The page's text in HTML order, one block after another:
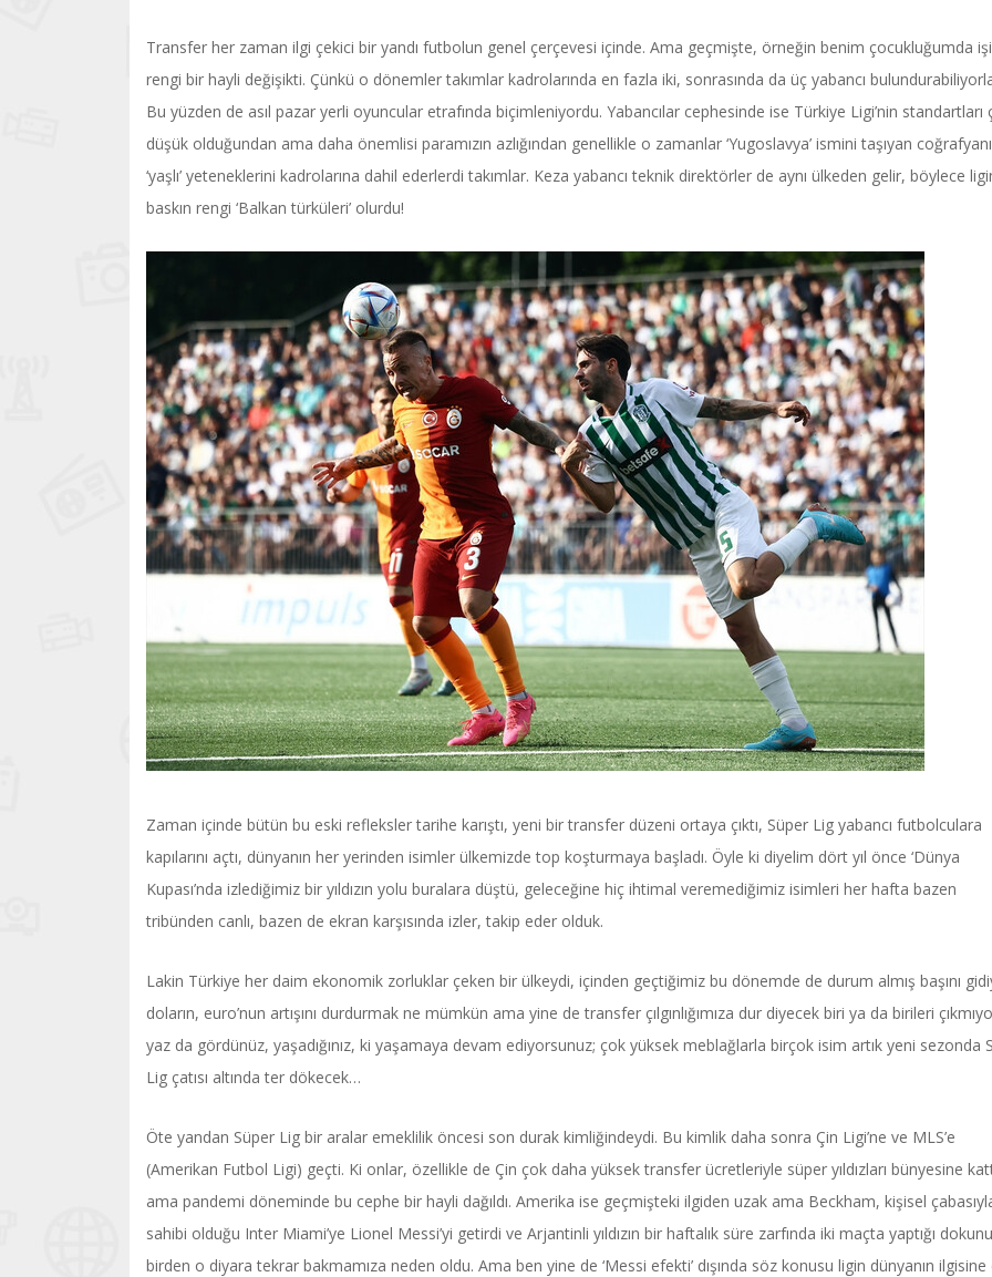
Transfer her zaman ilgi çekici bir yandı futbolun genel çerçevesi içinde. Ama geçmişte, örneğin benim çocukluğumda
rengi bir hayli değişikti. Çünkü o dönemler takımlar kadrolarında en fazla iki, sonrasında da üç yabancı
Bu yüzden de asıl pazar yerli oyuncular etrafında biçimleniyordu. Yabancılar cephesinde ise Türkiye Ligi’nin standartları
düşük olduğundan ama daha önemlisi paramızın azlığından genellikle o zamanlar ‘Yugoslavya’ ismini taşıyan
‘yaşlı’ yeteneklerini kadrolarına dahil ederlerdi takımlar. Keza yabancı teknik direktörler de aynı ülkeden gelir, böylece
baskın rengi ‘Balkan türküleri’ olurdu!
Zaman içinde bütün bu eski refleksler tarihe karıştı, yeni bir transfer düzeni ortaya çıktı, Süper Lig yabancı futbolculara
kapılarını açtı, dünyanın her yerinden isimler ülkemizde top koşturmaya başladı. Öyle ki diyelim dört yıl önce ‘Dünya
Kupası’nda izlediğimiz bir yıldızın yolu buralara düştü, geleceğine hiç ihtimal veremediğimiz isimleri her hafta bazen
tribünden canlı, bazen de ekran karşısında izler, takip eder olduk.
Lakin Türkiye her daim ekonomik zorluklar çeken bir ülkeydi, içinden geçtiğimiz bu dönemde de durum almış başını
doların, euro’nun artışını durdurmak ne mümkün ama yine de transfer çılgınlığımıza dur diyecek biri ya da birileri
yaz da gördünüz, yaşadığınız, ki yaşamaya devam ediyorsunuz; çok yüksek meblağlarla birçok isim artık yeni sezonda
Lig çatısı altında ter dökecek…
Öte yandan Süper Lig bir aralar emeklilik öncesi son durak kimliğindeydi. Bu kimlik daha sonra Çin Ligi’ne ve MLS’e
(Amerikan Futbol Ligi) geçti. Ki onlar, özellikle de Çin çok daha yüksek transfer ücretleriyle süper yıldızları bünyesine
ama pandemi döneminde bu cephe bir hayli dağıldı. Amerika ise geçmişteki ilgiden uzak ama Beckham, kişisel
sahibi olduğu Inter Miami’ye Lionel Messi’yi getirdi ve Arjantinli yıldızın bir haftalık süre zarfında iki maçta yaptığı
birden o diyara tekrar bakmamıza neden oldu. Ama ben yine de ‘Messi efekti’ dışında söz konusu ligin dünyanın ilgisine
Haftanın Pusulası
Power Ballad /
Şarkısı